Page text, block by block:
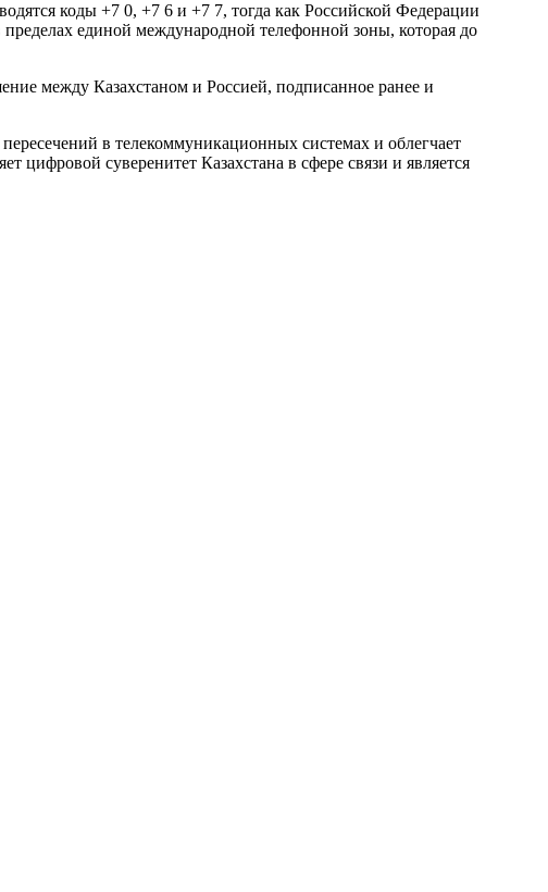
коды +7 0, +7 6 и +7 7, тогда как Российской Федерации
единой международной телефонной зоны, которая до
между Казахстаном и Россией, подписанное ранее и
в телекоммуникационных системах и облегчает
цифровой суверенитет Казахстана в сфере связи и является